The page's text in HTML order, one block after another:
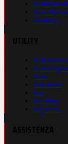
Sport
Fantacup
Prima Pagina
Store
Pubblicità
Rss
Site Map
Registrati